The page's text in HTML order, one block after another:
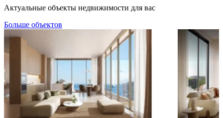
Актуальные объекты недвижимости для вас
Больше объектов